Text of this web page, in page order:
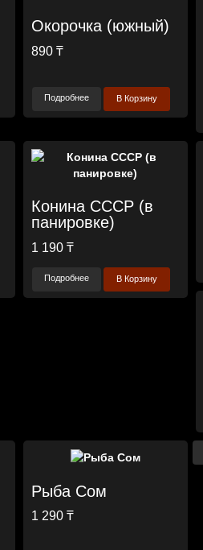
Окорочка (южный)
890 ₸
Подробнее В Корзину
Конина СССР (в
панировке)
1 190 ₸
Подробнее В Корзину
Рыба Сом
1 290 ₸